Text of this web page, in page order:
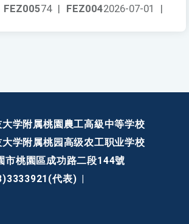
FEZ0042026-07-01 |
FEZ00574 |
大学附属桃園農工高級中等学校
大学附属桃园高级农工职业学校
市桃園區成功路二段144號
代表)